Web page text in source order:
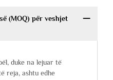
(MOQ) për veshjet
duke na lejuar të
reja, ashtu edhe